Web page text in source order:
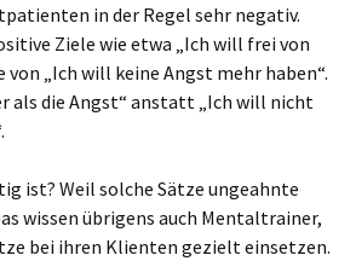
in der Regel sehr negativ.
Ziele wie etwa „Ich will frei von
„Ich will keine Angst mehr haben“.
als die Angst“ anstatt „Ich will nicht
ist? Weil solche Sätze ungeahnte
wissen übrigens auch Mentaltrainer,
bei ihren Klienten gezielt einsetzen.